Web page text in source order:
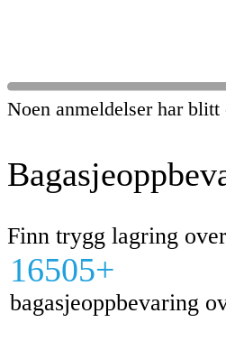
Noen anmeldelser har blitt
Finn trygg lagring
16505+
bagasjeoppbevaring